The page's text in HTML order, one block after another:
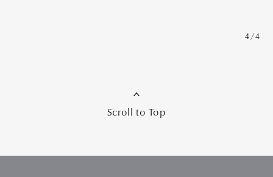
4/4
Scroll to Top